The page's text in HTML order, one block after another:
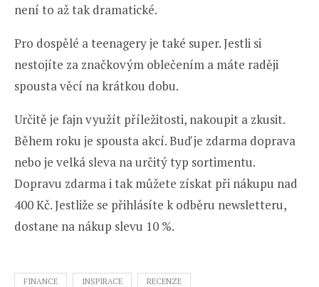
není to až tak dramatické.
Pro dospělé a teenagery je také super. Jestli si
nestojíte za značkovým oblečením a máte raději
spousta věcí na krátkou dobu.
Určitě je fajn využít příležitosti, nakoupit a zkusit.
Během roku je spousta akcí. Buď je zdarma doprava
nebo je velká sleva na určitý typ sortimentu.
Dopravu zdarma i tak můžete získat při nákupu nad
400 Kč. Jestliže se přihlásíte k odběru newsletteru,
dostane na nákup slevu 10 %.
FINANCE INSPIRACE RECENZE